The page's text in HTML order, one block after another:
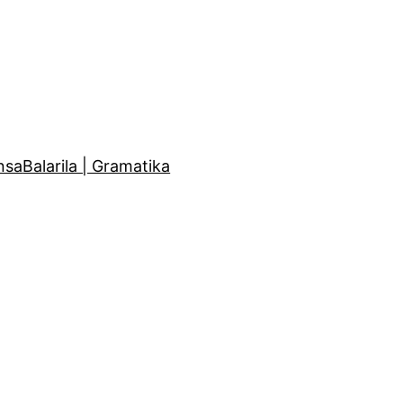
Balarila | Gramatika